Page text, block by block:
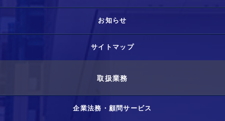
お知らせ
サイトマップ
取扱業務
企業法務・顧問サービス